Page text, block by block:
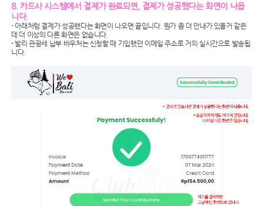
8. 카드사 시스템에서 결제가 완료되면, 결제가 성공했다는 화면이 나옵
니다.
- 아래처럼 결제가 성공했다는 화면이 나오면 끝입니다. 뭔가 좀 더 안내가 있을거 같은
데 더 이상의 다른 화면은 없습니다.
- 발리 관광세 납부 바우처는 신청할 때 기입했던 이메일 주소로 거의 실시간으로 발송됩
니다.